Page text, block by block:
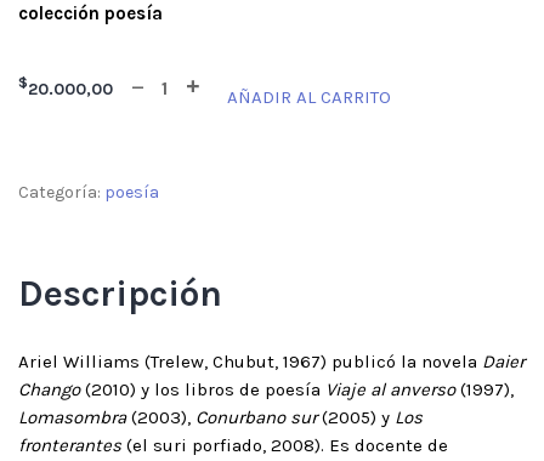
colección poesía
$20.000,00 AÑADIR AL CARRITO
Categoría: poesía
Descripción
Ariel Williams (Trelew, Chubut, 1967) publicó la novela Daier
Chango(2010) y los libros de poesía Viaje al anverso(1997),
Lomasombra(2003), Conurbano sur(2005) y Los
fronterantes (el suri porfiado, 2008). Es docente de